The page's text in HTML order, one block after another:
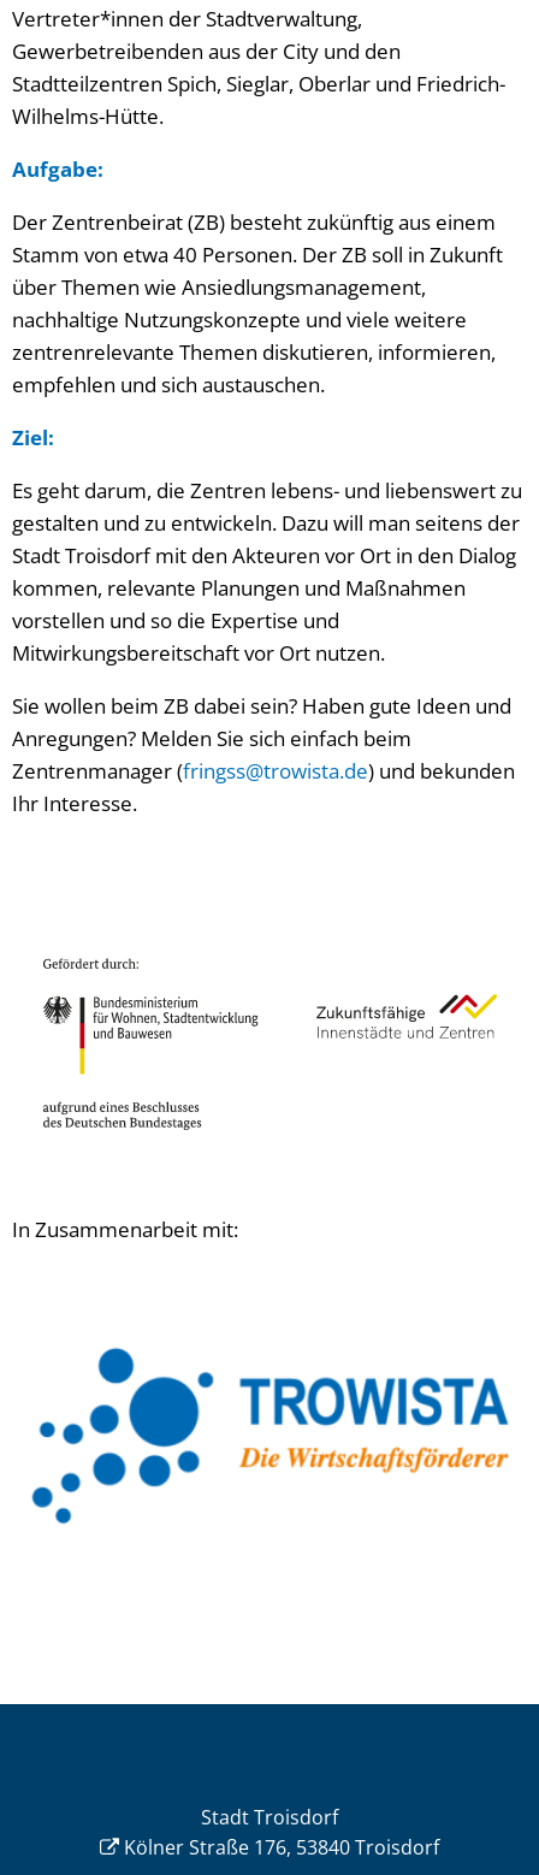
Vertreter*innen der Stadtverwaltung,
Gewerbetreibenden aus der City und den
Stadtteilzentren Spich, Sieglar, Oberlar und Friedrich-
Wilhelms-Hütte.
Aufgabe:
Der Zentrenbeirat (ZB) besteht zukünftig aus einem
Stamm von etwa 40 Personen. Der ZB soll in Zukunft
über Themen wie Ansiedlungsmanagement,
nachhaltige Nutzungskonzepte und viele weitere
zentrenrelevante Themen diskutieren, informieren,
empfehlen und sich austauschen.
Ziel:
Es geht darum, die Zentren lebens- und liebenswert zu
gestalten und zu entwickeln. Dazu will man seitens der
Stadt Troisdorf mit den Akteuren vor Ort in den Dialog
kommen, relevante Planungen und Maßnahmen
vorstellen und so die Expertise und
Mitwirkungsbereitschaft vor Ort nutzen.
Sie wollen beim ZB dabei sein? Haben gute Ideen und
Anregungen? Melden Sie sich einfach beim
Zentrenmanager (fringss@trowista.de) und bekunden
Ihr Interesse.
In Zusammenarbeit mit:
Stadt Troisdorf
Kölner Straße 176, 53840 Troisdorf